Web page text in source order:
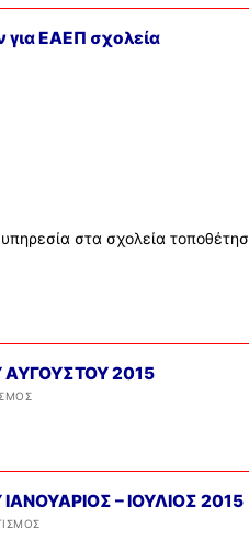
ΕΑΕΠ σχολεία
στα σχολεία
2015
– ΙΟΥΛΙΟΣ 2015